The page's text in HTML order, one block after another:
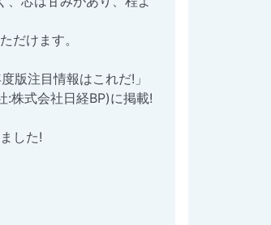
だけます。
版注目情報はこれだ!」
株式会社日経BP)に掲載!
した!